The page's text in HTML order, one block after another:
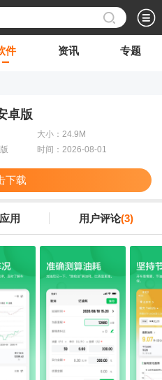
件 资讯 专题
卓版
大小：24.9M
时间：2026-08-01
下载
用 用户评论(3)